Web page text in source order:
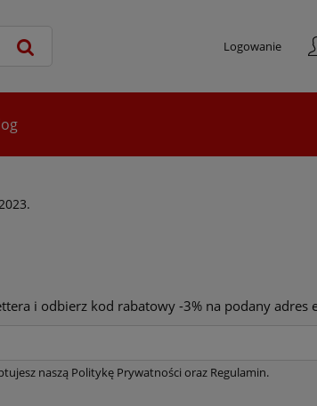
Logowanie
i odbierz kod rabatowy -3% na podany adres
naszą Politykę Prywatności oraz Regulamin.